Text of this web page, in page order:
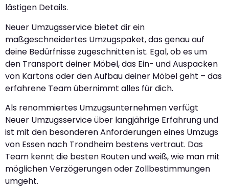
lästigen Details.
Neuer Umzugsservice bietet dir ein
maßgeschneidertes Umzugspaket, das genau auf
deine Bedürfnisse zugeschnitten ist. Egal, ob es um
den Transport deiner Möbel, das Ein- und Auspacken
von Kartons oder den Aufbau deiner Möbel geht – das
erfahrene Team übernimmt alles für dich.
Als renommiertes Umzugsunternehmen verfügt
Neuer Umzugsservice über langjährige Erfahrung und
ist mit den besonderen Anforderungen eines Umzugs
von Essen nach Trondheim bestens vertraut. Das
Team kennt die besten Routen und weiß, wie man mit
möglichen Verzögerungen oder Zollbestimmungen
umgeht.